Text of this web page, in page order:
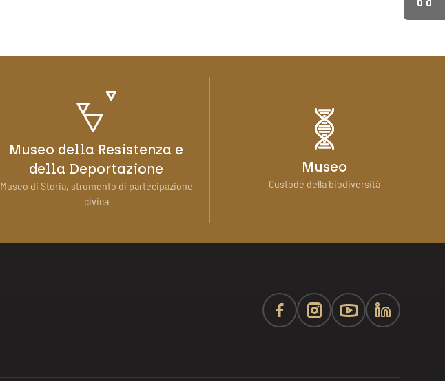
Museo della Resistenza e
della Deportazione
Museo di Storia, strumento di partecipazione
civica
Museo
Custode della biodiversità